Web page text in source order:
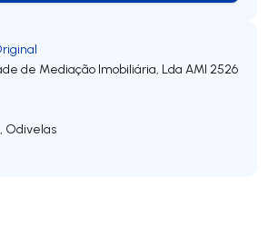
de Mediação Imobiliária, Lda AMI 2526
, Odivelas